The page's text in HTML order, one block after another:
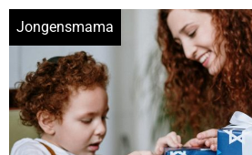
Jongensmama